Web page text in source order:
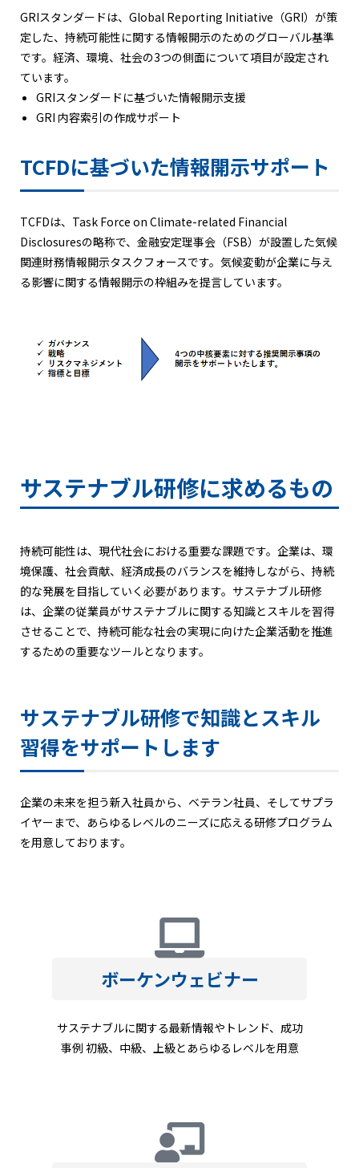
GRIスタンダードは、Global Reporting Initiative（GRI）が策
定した、持続可能性に関する情報開示のためのグローバル基準
です。経済、環境、社会の3つの側面について項目が設定され
ています。
GRIスタンダードに基づいた情報開示支援
GRI 内容索引の作成サポート
TCFDに基づいた情報開示サポート
TCFDは、Task Force on Climate-related Financial
Disclosuresの略称で、金融安定理事会（FSB）が設置した気候
関連財務情報開示タスクフォースです。気候変動が企業に与え
る影響に関する情報開示の枠組みを提言しています。
サステナブル研修に求めるもの
持続可能性は、現代社会における重要な課題です。企業は、環
境保護、社会貢献、経済成長のバランスを維持しながら、持続
的な発展を目指していく必要があります。サステナブル研修
は、企業の従業員がサステナブルに関する知識とスキルを習得
させることで、持続可能な社会の実現に向けた企業活動を推進
するための重要なツールとなります。
サステナブル研修で知識とスキル
習得をサポートします
企業の未来を担う新入社員から、ベテラン社員、そしてサプラ
イヤーまで、あらゆるレベルのニーズに応える研修プログラム
を用意しております。
ボーケンウェビナー
サステナブルに関する最新情報やトレンド、成功
事例 初級、中級、上級とあらゆるレベルを用意